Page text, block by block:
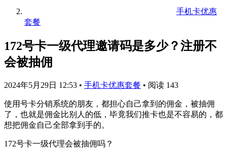
手机卡优惠
套餐
172号卡一级代理邀请码是多少？注册不
会被抽佣
2024年5月29日 12:53 • 手机卡优惠套餐 • 阅读 143
使用号卡分销系统的朋友，都担心自己拿到的佣金，被抽佣
了，也就是佣金比别人的低，毕竟我们推卡也是不容易的，都
想把佣金自己全部拿到手的。
172号卡一级代理会被抽佣吗？